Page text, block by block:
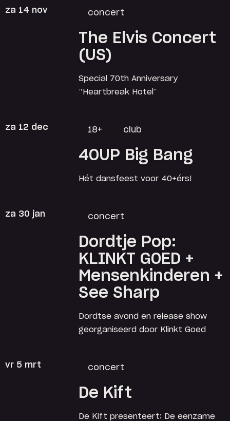
za 14 nov concert
The Elvis Concert
(US)
Special 70th Anniversary
“Heartbreak Hotel”
za 12 dec 18+ club
40UP Big Bang
Hét dansfeest voor 40+érs!
za 30 jan concert
Dordtje Pop:
KLINKT GOED +
Mensenkinderen +
See Sharp
Dordtse avond en release show
georganiseerd door Klinkt Goed
vr 5 mrt concert
De Kift
De Kift presenteert: De eenzame